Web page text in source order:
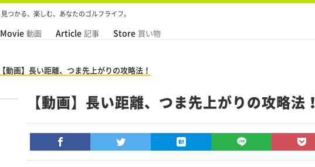
見つかる、楽しむ、あなたのゴルフライフ。
Movie 動画 Article 記事 Store 買い物
【動画】長い距離、つま先上がりの攻略法！
【動画】長い距離、つま先上がりの攻略法！